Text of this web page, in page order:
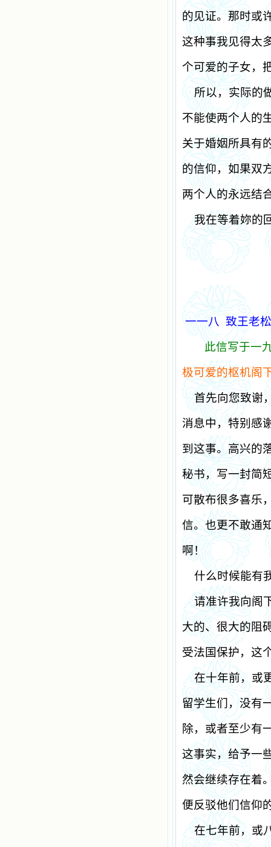
的见证。那时或
这种事我见得太
个可爱的子女，
所以，实际的
不能使两个人的
关于婚姻所具有
的信仰，如果双
两个人的永远
我在等着妳的
一一八
致王老
此信写于一
极可爱的枢机阁
首先向您致谢
消息中，特别感
到这事。高兴的
秘书，写一封简
可散布很多喜乐
信。也更不敢通
啊！
什么时候能有
请准许我向阁
大的、很大的阻
受法国保护，这
在十年前，或
留学生们，没有
除，或者至少有
这事实，给予一
然会继续存在着
便反驳他们信仰
在七年前，或